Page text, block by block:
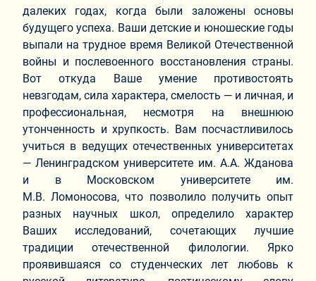
далеких годах, когда были заложены основы
будущего успеха. Ваши детские и юношеские годы
выпали на трудное время Великой Отечественной
войны и послевоенного восстановления страны.
Вот откуда Ваше умение противостоять
невзгодам, сила характера, смелость — и личная, и
профессиональная, несмотря на внешнюю
утонченность и хрупкость. Вам посчастливилось
учиться в ведущих отечественных университетах
— Ленинградском университете им. А.А. Жданова
и в Московском университете им.
М.В. Ломоносова, что позволило получить опыт
разных научных школ, определило характер
Ваших исследований, сочетающих лучшие
традиции отечественной филологии. Ярко
проявившаяся со студенческих лет любовь к